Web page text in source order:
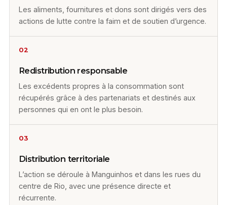
Les aliments, fournitures et dons sont dirigés vers des
actions de lutte contre la faim et de soutien d’urgence.
02
Redistribution responsable
Les excédents propres à la consommation sont
récupérés grâce à des partenariats et destinés aux
personnes qui en ont le plus besoin.
03
Distribution territoriale
L’action se déroule à Manguinhos et dans les rues du
centre de Rio, avec une présence directe et
récurrente.